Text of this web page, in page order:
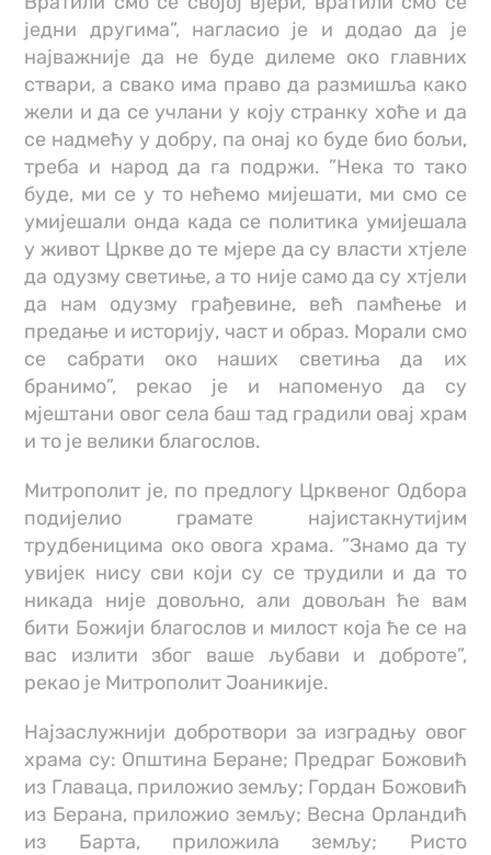
једни другима”, нагласио је и додао да је
најважније да не буде дилеме око главних
ствари, а свако има право да размишља како
жели и да се учлани у коју странку хоће и да
се надмећу у добру, па онај ко буде био бољи,
треба и народ да га подржи. ”Нека то тако
буде, ми се у то нећемо мијешати, ми смо се
умијешали онда када се политика умијешала
у живот Цркве до те мјере да су власти хтјеле
да одузму светиње, а то није само да су хтјели
да нам одузму грађевине, већ памћење и
предање и историју, част и образ. Морали смо
се сабрати око наших светиња да их
бранимо”, рекао је и напоменуо да су
мјештани овог села баш тад градили овај храм
и то је велики благослов.
Митрополит је, по предлогу Црквеног Одбора
подијелио грамате најистакнутијим
трудбеницима око овога храма. ”Знамо да ту
увијек нису сви који су се трудили и да то
никада није довољно, али довољан ће вам
бити Божији благослов и милост која ће се на
вас излити због ваше љубави и доброте”,
рекао је Митрополит Јоаникије.
Најзаслужнији добротвори за изградњу овог
храма су: Општина Беране; Предраг Божовић
из Главаца, приложио земљу; Гордан Божовић
из Берана, приложио земљу; Весна Орландић
из Барта, приложила земљу; Ристо